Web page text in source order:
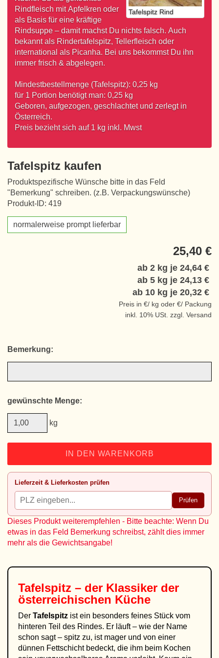
Tafelspitz Rind
Rindfleisch mit Apfelkren oder
als Basis für eine kräftige
Rindsuppe – damit machst Du nichts falsch. Auch
bekannt als Rindertafelspitz, Tellerfleisch oder
international als Picanha. Bei uns bekommst Du ihn
immer frisch & abgelegen.
Mindestbestellmenge (Tafelspitz): 0,25 kg
für 1 Portion benötigt man: 0,25 kg
Geboren, aufgezogen, geschlachtet und zerlegt in
Österreich.
Preis bezieht sich auf 1 kg inkl. Mwst
Tafelspitz kaufen
Produktspezifische Wünsche bitte in das Feld
"Bemerkung" schreiben. (z.B. Verpackungswünsche)
Produkt-ID: 419
normalerweise prompt lieferbar
25,40 €
ab 2 kg je 24,64 €
ab 5 kg je 24,13 €
ab 10 kg je 20,32 €
Preis in €/ kg oder €/ Packung
inkl. 10% USt. zzgl. Versand
Bemerkung:
gewünschte Menge:
kg
IN DEN WARENKORB
Lieferzeit & Lieferkosten prüfen
Prüfen
Dieses Produkt weiterempfehlen - Bitte beachte: Wenn Du
etwas in das Feld Bemerkung schreibst, zählt dies immer
mehr als die Gewichtsangabe!
Tafelspitz – der Klassiker der
österreichischen Küche
Der Tafelspitz ist ein besonders feines Stück vom
hinteren Teil des Rindes. Er läuft – wie der Name
schon sagt – spitz zu, ist mager und von einer
dünnen Fettschicht bedeckt, die ihm beim Kochen